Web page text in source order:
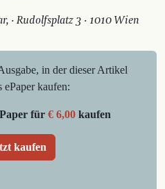
· Rudolfsplatz 3 · 1010 Wien
in der dieser Artikel
ePaper kaufen:
für € 6,00kaufen
kaufen